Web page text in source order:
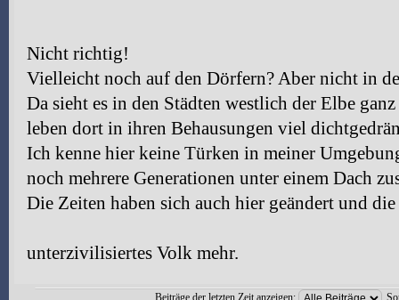
Nicht richtig!
Vielleicht noch auf den Dörfern? Aber nicht in
Da sieht es in den Städten westlich der Elbe
leben dort in ihren Behausungen viel
Ich kenne hier keine Türken in meiner
noch mehrere Generationen unter einem Dach
Die Zeiten haben sich auch hier geändert und
unterzivilisiertes Volk mehr.
Beiträge der letzten Zeit anzeigen: